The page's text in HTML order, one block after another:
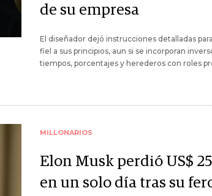
de su empresa
El diseñador dejó instrucciones detalladas
fiel a sus principios, aun si se incorporan
tiempos, porcentajes y herederos con roles
MILLONARIOS
Elon Musk perdió US$
en un solo día tras su